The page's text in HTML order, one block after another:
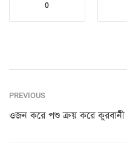
0
PREVIOUS
ওজন করে পশু ক্রয় করে কুরবানী